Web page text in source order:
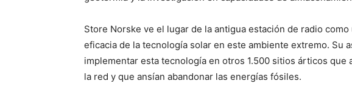
Store Norske ve el lugar de la antigua estación de radio
eficacia de la tecnología solar en este ambiente extremo. Su
implementar esta tecnología en otros 1.500 sitios árticos que
la red y que ansían abandonar las energías fósiles.